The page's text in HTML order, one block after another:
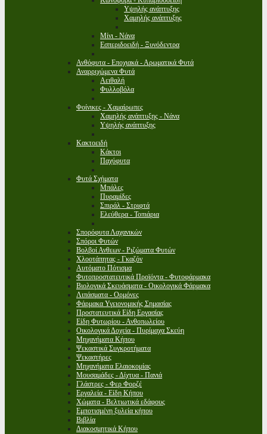
Υψηλής ανάπτυξης
Χαμηλής ανάπτυξης
Μίνι - Νάνα
Εσπεριδοειδή - Ξυνόδεντρα
Ανθόφυτα - Εποχιακά - Αρωματικά Φυτά
Αναρριχώμενα Φυτά
Αειθαλή
Φυλλοβόλα
Φοίνικες - Χαμαίρωπες
Χαμηλής ανάπτυξης - Νάνα
Υψηλής ανάπτυξης
Κακτοειδή
Κάκτοι
Παχύφυτα
Φυτά Σχήματα
Μπάλες
Πυραμίδες
Σπιράλ - Στριφτά
Ελεύθερα - Τοπιάρια
Σπορόφυτα Λαχανικών
Σπόροι Φυτών
Βολβοί Ανθεων - Ριζώματα Φυτών
Χλοοτάπητας - Γκαζόν
Αυτόματο Πότισμα
Φυτοπροστατευτικά Προϊόντα - Φυτοφάρμακα
Βιολογικά Σκευάσματα - Οικολογικά Φάρμακα
Λιπάσματα - Ορμόνες
Φάρμακα Υγειονομικής Σημασίας
Προστατευτικά Είδη Εργασίας
Είδη Φυτωρίου - Ανθοπωλείου
Οικολογικά Δοχεία - Πυρίμαχα Σκεύη
Μηχανήματα Κήπου
Ψεκαστικά Συγκροτήματα
Ψεκαστήρες
Μηχανήματα Ελαιοκομίας
Μουσαμάδες - Δίχτυα - Πανιά
Γλάστρες - Φερ Φορζέ
Εργαλεία - Είδη Κήπου
Χώματα - Βελτιωτικά εδάφους
Εμποτισμένη ξυλεία κήπου
Βιβλία
Διακοσμητικά Κήπου